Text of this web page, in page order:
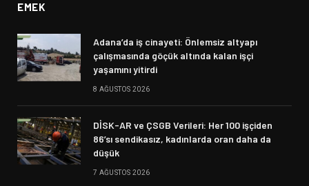
EMEK
Adana’da iş cinayeti: Önlemsiz altyapı
çalışmasında göçük altında kalan işçi
yaşamını yitirdi
8 AĞUSTOS 2026
DİSK-AR ve ÇSGB Verileri: Her 100 işçiden
86’sı sendikasız, kadınlarda oran daha da
düşük
7 AĞUSTOS 2026